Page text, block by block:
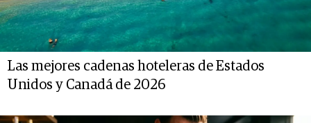
Las mejores cadenas hoteleras de Estados
Unidos y Canadá de 2026